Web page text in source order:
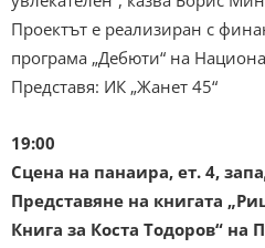
Проектът е реализиран с
програма „Дебюти“ на
Представя: ИК „Жанет 45“
19:00
Сцена на панаира, ет. 4,
Представяне на книгата
Книга за Коста Тодоров“ на